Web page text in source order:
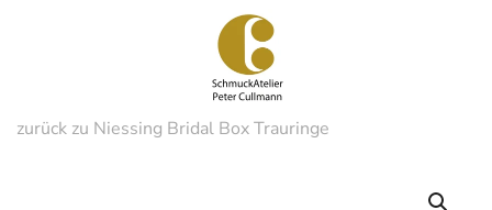
zurück zu Niessing Bridal Box Trauringe